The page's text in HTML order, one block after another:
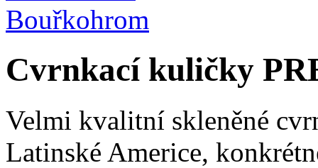
Cvrnkací kuličky
Velmi kvalitní skleněné
Latinské Americe,